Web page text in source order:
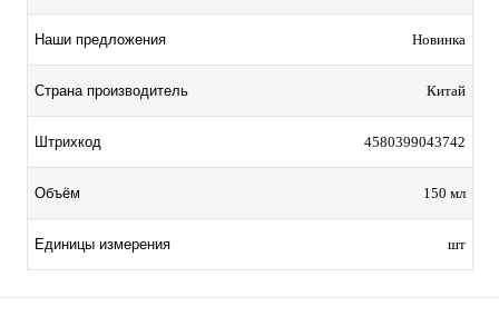
Наши предложения Новинка
Страна производитель Китай
Штрихкод 4580399043742
Объём 150 мл
Единицы измерения шт